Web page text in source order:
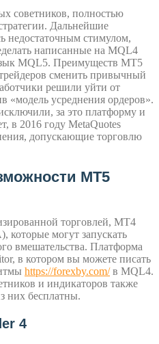
советников, полностью
Дальнейшие
недостаточным стимулом,
написанные на MQL4
MQL5. Преимуществ МТ5
сменить привычный
решили уйти от
усреднения ордеров».
за это платформу и
в 2016 году Meta­Quo­tes
допускающие торговлю
MT5
торговлей, MT4
которые могут запускать
вмешательства. Платформа
в котором вы можете писать
https://forexby.com/в MQL4.
и индикаторов также
них бесплатны.
4